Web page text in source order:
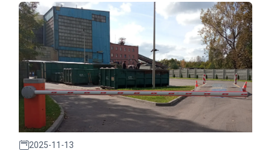
2025-11-13